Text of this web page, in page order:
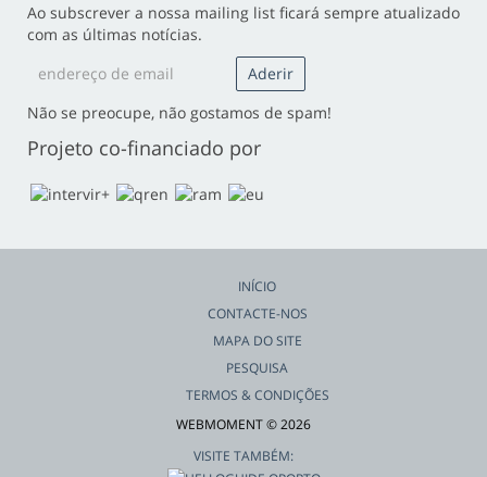
Ao subscrever a nossa mailing list ficará sempre atualizado
com as últimas notícias.
Não se preocupe, não gostamos de spam!
Projeto co-financiado por
INÍCIO
CONTACTE-NOS
MAPA DO SITE
PESQUISA
TERMOS & CONDIÇÕES
WEBMOMENT © 2026
VISITE TAMBÉM: